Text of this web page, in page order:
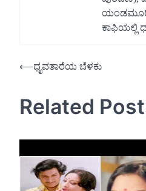
ಯಂಡಮೂರಿ
ಕಾಫಿಯಲ್ಲಿ
Post
⟵ಧೃವತಾರೆಯ ಬೆಳಕು
Related